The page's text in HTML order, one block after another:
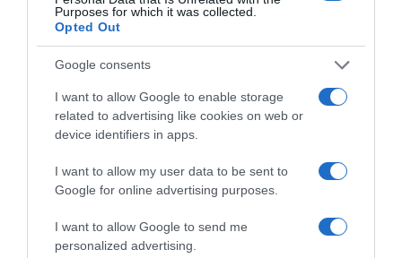
Purposes for which it was collected.
Opted Out
Google consents
I want to allow Google to enable storage
related to advertising like cookies on web or
device identifiers in apps.
I want to allow my user data to be sent to
Google for online advertising purposes.
I want to allow Google to send me
personalized advertising.
ΕΛΛΑΔΑ